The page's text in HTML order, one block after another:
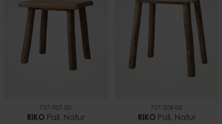
737-507-00
RIKOPall, Natur
737-508-00
RIKOPall, Natur